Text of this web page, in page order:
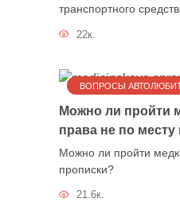
транспортного
22к.
ВОПРОСЫ
Можно ли пройти
права не по месту
Можно ли пройти
прописки?
21.6к.